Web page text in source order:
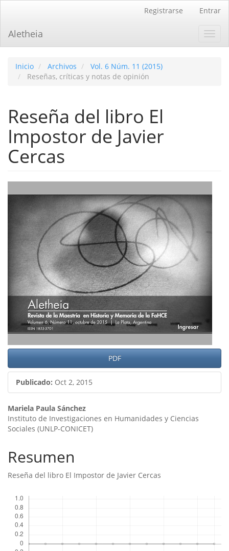
principal
Barra
Registrarse Entrar
Aletheia
Inicio Archivos
Vol. 6 Núm. 11 (2015)
Reseñas, críticas y notas de opinión
Reseña del libro El
Impostor de Javier
Cercas
Barra
lateral
del
artículo
PDF
Publicado: Oct 2, 2015
Contenido
principal
artículo
Mariela Paula Sánchez
Instituto de Investigaciones en Humanidades y Ciencias
Sociales (UNLP-CONICET)
Resumen
Reseña del libro El Impostor de Javier Cercas